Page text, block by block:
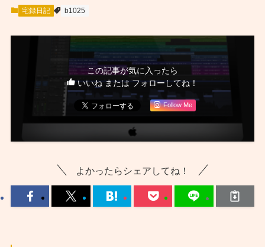
宅録日記 b1025
この記事が気に入ったら
いいね または フォローしてね！
Follow Me
よかったらシェアしてね！